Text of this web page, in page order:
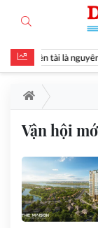
Hiền tài là
Vận hội